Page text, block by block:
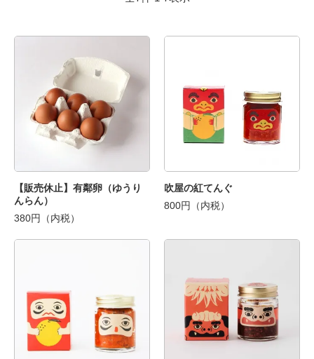
【販売休止】有鄰卵（ゆうり
んらん）
380円（内税）
吹屋の紅てんぐ
800円（内税）